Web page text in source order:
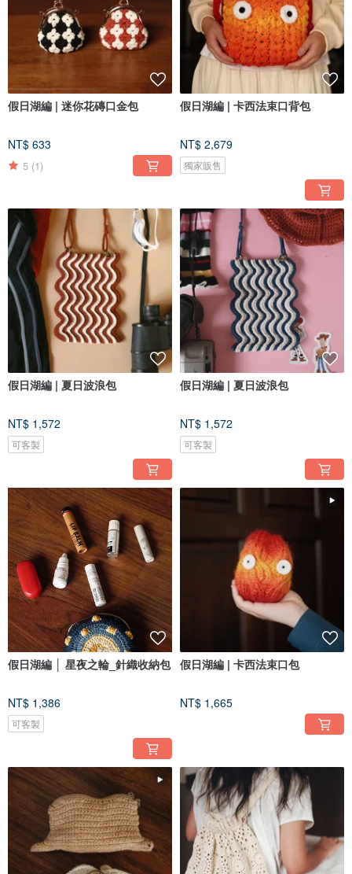
假日湖編 | 迷你花磚口金包
NT$ 633
5 (1)
假日湖編 | 卡西法束口背包
NT$ 2,679
獨家販售
假日湖編 | 夏日波浪包
NT$ 1,572
可客製
假日湖編 | 夏日波浪包
NT$ 1,572
可客製
假日湖編 │ 星夜之輪_針織收納包
NT$ 1,386
可客製
假日湖編 | 卡西法束口包
NT$ 1,665